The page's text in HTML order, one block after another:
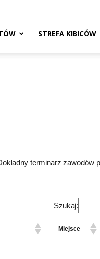
STREFA KIBICÓW
terminarz zawodów
Szukaj:
Miejsce